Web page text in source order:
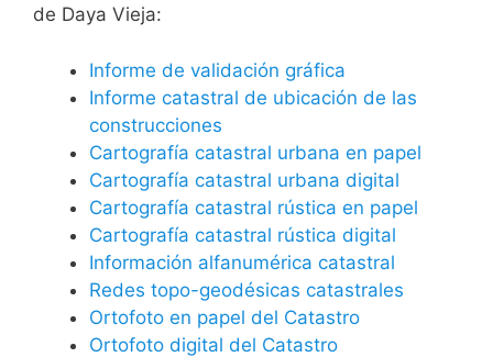
de Daya Vieja:
Informe de validación gráfica
Informe catastral de ubicación de las
construcciones
Cartografía catastral urbana en papel
Cartografía catastral urbana digital
Cartografía catastral rústica en papel
Cartografía catastral rústica digital
Información alfanumérica catastral
Redes topo-geodésicas catastrales
Ortofoto en papel del Catastro
Ortofoto digital del Catastro